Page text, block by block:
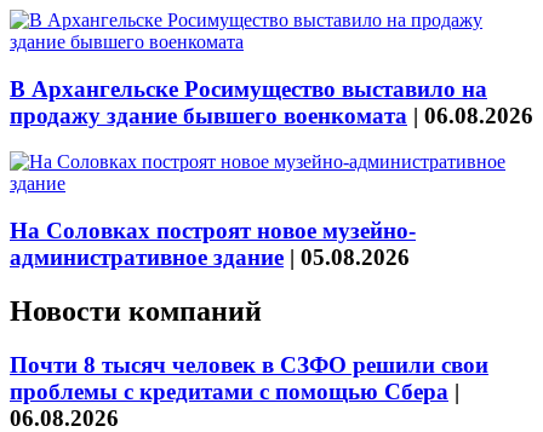
В Архангельске Росимущество выставило на
продажу здание бывшего военкомата | 06.08.2026
На Соловках построят новое музейно-
административное здание | 05.08.2026
Новости компаний
Почти 8 тысяч человек в СЗФО решили свои
проблемы с кредитами с помощью Сбера |
06.08.2026